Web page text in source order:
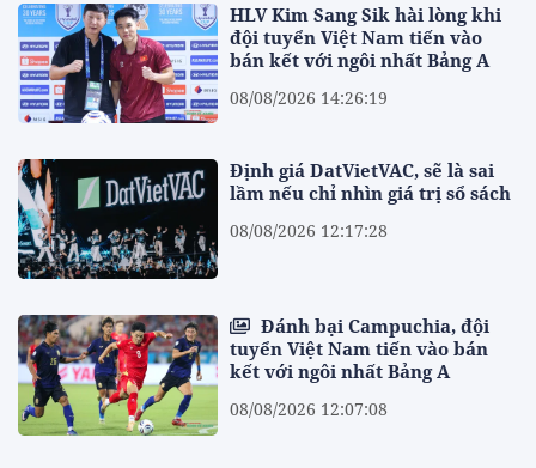
HLV Kim Sang Sik hài lòng khi
đội tuyển Việt Nam tiến vào
bán kết với ngôi nhất Bảng A
08/08/2026 14:26:19
Định giá DatVietVAC, sẽ là sai
lầm nếu chỉ nhìn giá trị sổ sách
08/08/2026 12:17:28
Đánh bại Campuchia, đội
tuyển Việt Nam tiến vào bán
kết với ngôi nhất Bảng A
08/08/2026 12:07:08